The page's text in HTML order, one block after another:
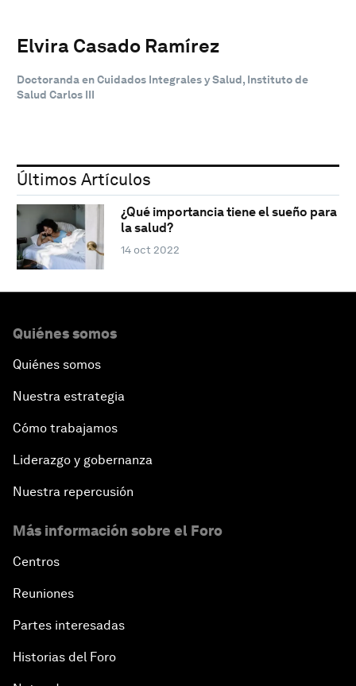
Elvira Casado Ramírez
Doctoranda en Cuidados Integrales y Salud, Instituto de
Salud Carlos III
Últimos Artículos
¿Qué importancia tiene el sueño para
la salud?
14 oct 2022
Quiénes somos
Quiénes somos
Nuestra estrategia
Cómo trabajamos
Liderazgo y gobernanza
Nuestra repercusión
Más información sobre el Foro
Centros
Reuniones
Partes interesadas
Historias del Foro